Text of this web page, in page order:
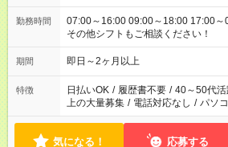
勤務時間
07:00～16:00 09:00～18:00 17:00～09:00 ※ 上記は一
その他シフトもご相談ください！
期間 即日～2ヶ月以上
特徴 日払いOK / 履歴書不要 / 40～50代活
上の大量募集 / 電話対応なし / パソ
気になる！ 応募する